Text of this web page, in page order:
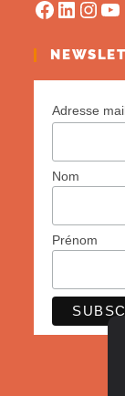
Adresse
Nom
Prénom